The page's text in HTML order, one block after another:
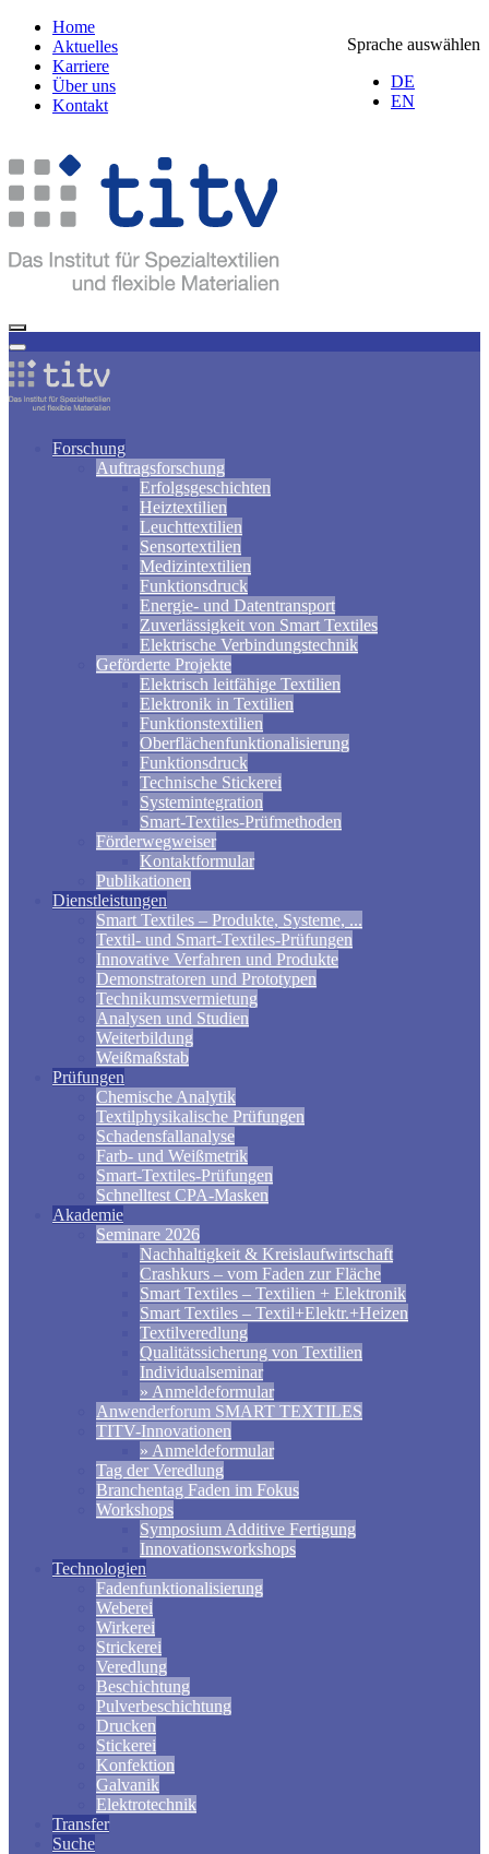
Sprache auswählen
DE
EN
Home
Aktuelles
Karriere
Über uns
Kontakt
Forschung
Auftragsforschung
Erfolgsgeschichten
Heiztextilien
Leuchttextilien
Sensortextilien
Medizintextilien
Funktionsdruck
Energie- und Datentransport
Zuverlässigkeit von Smart Textiles
Elektrische Verbindungstechnik
Geförderte Projekte
Elektrisch leitfähige Textilien
Elektronik in Textilien
Funktionstextilien
Oberflächenfunktionalisierung
Funktionsdruck
Technische Stickerei
Systemintegration
Smart-Textiles-Prüfmethoden
Förderwegweiser
Kontaktformular
Publikationen
Dienstleistungen
Smart Textiles – Produkte, Systeme, ...
Textil- und Smart-Textiles-Prüfungen
Innovative Verfahren und Produkte
Demonstratoren und Prototypen
Technikumsvermietung
Analysen und Studien
Weiterbildung
Weißmaßstab
Prüfungen
Chemische Analytik
Textilphysikalische Prüfungen
Schadensfallanalyse
Farb- und Weißmetrik
Smart-Textiles-Prüfungen
Schnelltest CPA-Masken
Akademie
Seminare 2026
Nachhaltigkeit & Kreislaufwirtschaft
Crashkurs – vom Faden zur Fläche
Smart Textiles – Textilien + Elektronik
Smart Textiles – Textil+Elektr.+Heizen
Textilveredlung
Qualitätssicherung von Textilien
Individualseminar
» Anmeldeformular
Anwenderforum SMART TEXTILES
TITV-Innovationen
» Anmeldeformular
Tag der Veredlung
Branchentag Faden im Fokus
Workshops
Symposium Additive Fertigung
Innovationsworkshops
Technologien
Fadenfunktionalisierung
Weberei
Wirkerei
Strickerei
Veredlung
Beschichtung
Pulverbeschichtung
Drucken
Stickerei
Konfektion
Galvanik
Elektrotechnik
Transfer
Suche